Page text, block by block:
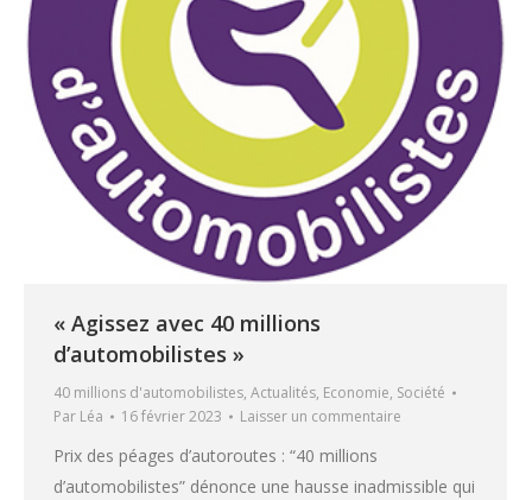
« Agissez avec 40 millions
d’automobilistes »
40 millions d'automobilistes, Actualités, Economie, Société
Par Léa 16 février 2023 Laisser un commentaire
Prix des péages d’autoroutes : “40 millions
d’automobilistes” dénonce une hausse inadmissible qui